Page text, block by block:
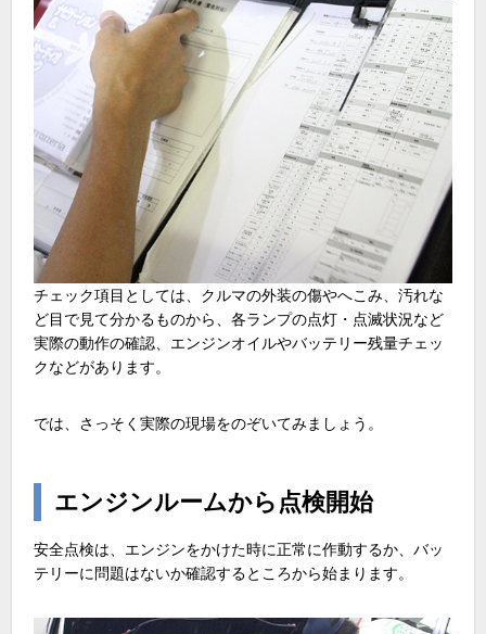
チェック項目としては、クルマの外装の傷やへこみ、汚れな
ど目で見て分かるものから、各ランプの点灯・点滅状況など
実際の動作の確認、エンジンオイルやバッテリー残量チェッ
クなどがあります。
では、さっそく実際の現場をのぞいてみましょう。
エンジンルームから点検開始
安全点検は、エンジンをかけた時に正常に作動するか、バッ
テリーに問題はないか確認するところから始まります。